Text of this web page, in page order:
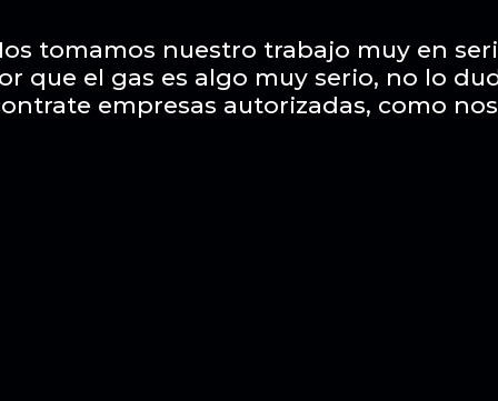
tomamos nuestro trabajo muy en
que el gas es algo muy serio, no lo
empresas autorizadas, como